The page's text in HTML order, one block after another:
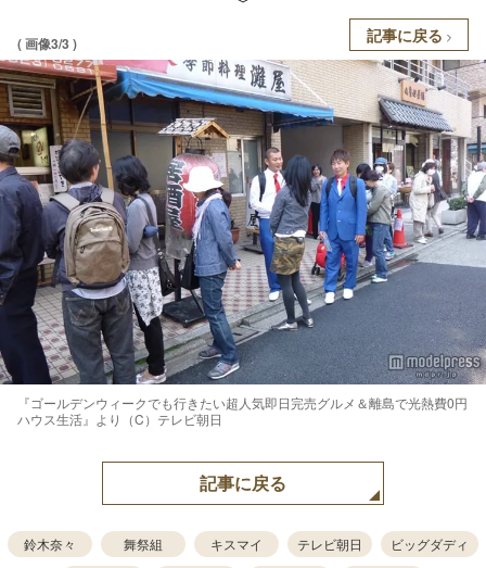
( 画像3/3 ) 記事に戻る
『ゴールデンウィークでも行きたい超人気即日完売グルメ＆離島で光熱費0円
ハウス生活』より（C）テレビ朝日
記事に戻る
鈴木奈々 舞祭組 キスマイ テレビ朝日
ビッグダディ